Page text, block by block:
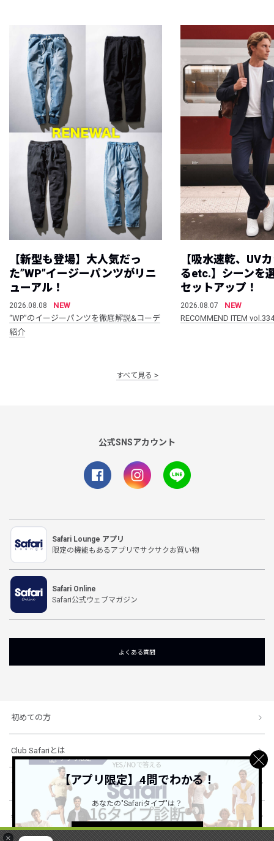
×
【新型も登場】大人気だっ
た”WP”イージーパンツがリニ
ューアル！
2026.08.08
NEW
“WP”のイージーパンツを徹底解説&コーデ
紹介
【吸水速乾、UV
るetc.】シーンを
セットアップ！
2026.08.07
NEW
RECOMMEND ITEM vol.334
すべて見る
公式SNSアカウント
Safari Lounge アプリ
限定の機能もあるアプリでサクサクお買い物
Safari Online
Safari公式ウェブマガジン
よくある質問
初めての方
Club Safariとは
ショッピングガイド
会社概要・規約
【アプリ限定】4問でわかる！
あなたの"Safariタイプ"は？
詳しくはこちら ＞